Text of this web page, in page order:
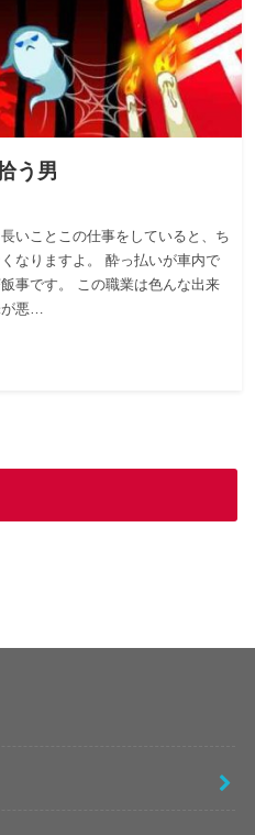
う男
いことこの仕事をしていると、ち
なりますよ。 酔っ払いが車内で
事です。 この職業は色んな出来
悪…